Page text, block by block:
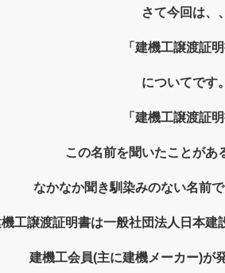
さて今回は、、
「建機工譲渡証明
についてです。
「建機工譲渡証明
この名前を聞いたことがあ
なかなか聞き馴染みのない名前
工譲渡証明書は一般社団法人日本建
建機工会員(主に建機メーカー)が